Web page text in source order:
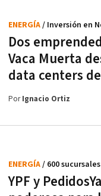
Dos
Vaca Muerta
data centers
ENERGÍA/ Inversión en
PorIgnacio Ortiz
YPF y
ENERGÍA/ 600 sucursales